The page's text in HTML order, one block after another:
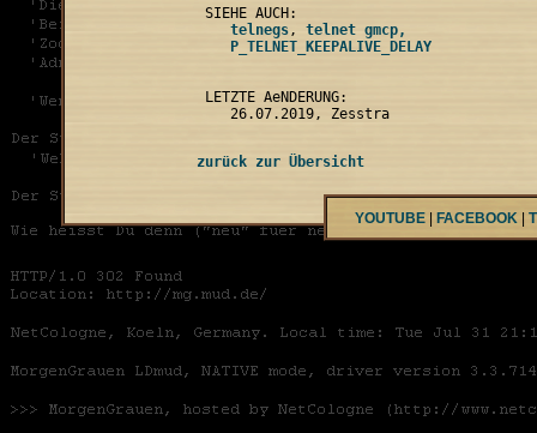
    telnegs
,
LETZTE AeNDERUNG:
zurück zur Übersicht
YOUTUBE | FACEBOOK |